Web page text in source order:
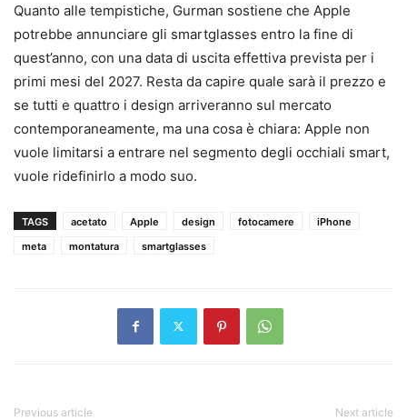
Quanto alle tempistiche, Gurman sostiene che Apple
potrebbe annunciare gli smartglasses entro la fine di
quest’anno, con una data di uscita effettiva prevista per i
primi mesi del 2027. Resta da capire quale sarà il prezzo e
se tutti e quattro i design arriveranno sul mercato
contemporaneamente, ma una cosa è chiara: Apple non
vuole limitarsi a entrare nel segmento degli occhiali smart,
vuole ridefinirlo a modo suo.
TAGS acetato Apple design fotocamere
iPhone
meta
montatura smartglasses
Previous article Next article